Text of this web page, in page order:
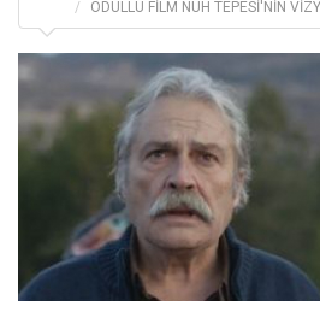
ÖDÜLLÜ FİLM NUH TEPESİ'NİN